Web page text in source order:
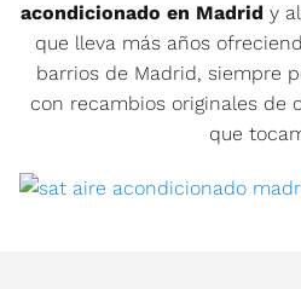
acondicionado en Madrid y
que lleva más años
barrios de Madrid, siempre
con recambios originales de
que